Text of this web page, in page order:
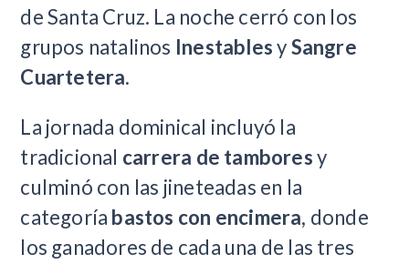
de Santa Cruz. La noche cerró con los
grupos natalinos InestablesySangre
Cuartetera.
La jornada dominical incluyó la
tradicional carrera de tamboresy
culminó con las jineteadas en la
categoría bastos con encimera, donde
los ganadores de cada una de las tres